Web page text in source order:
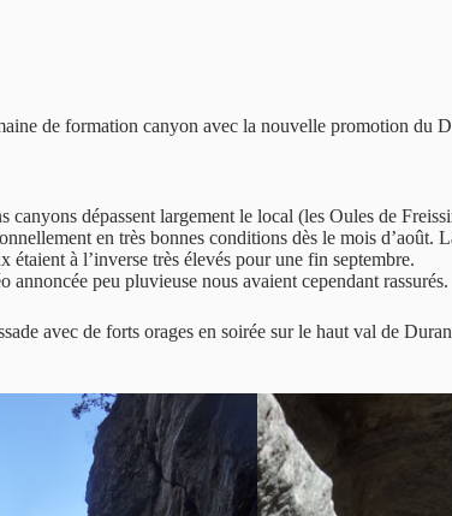
de formation canyon avec la nouvelle promotion du
dépassent largement le local (les Oules de
en très bonnes conditions dès le mois d’août.
étaient à l’inverse très élevés pour une fin septembre.
peu pluvieuse nous avaient cependant rassurés.
avec de forts orages en soirée sur le haut val de